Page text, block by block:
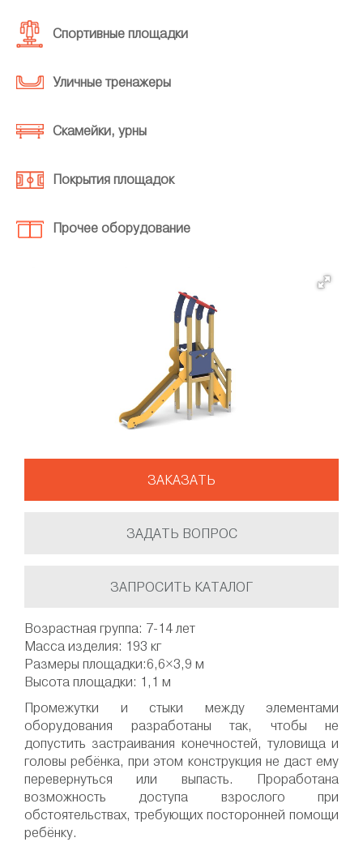
Спортивные площадки
Уличные тренажеры
Скамейки, урны
Покрытия площадок
Прочее оборудование
ЗАКАЗАТЬ
ЗАДАТЬ ВОПРОС
ЗАПРОСИТЬ КАТАЛОГ
Возрастная группа: 7-14 лет
Масса изделия: 193 кг
Размеры площадки:6,6×3,9 м
Высота площадки: 1,1 м
Промежутки и стыки между элементами
оборудования разработаны так, чтобы не
допустить застраивания конечностей, туловища и
головы ребёнка, при этом конструкция не даст ему
перевернуться или выпасть. Проработана
возможность доступа взрослого при
обстоятельствах, требующих посторонней помощи
ребёнку.